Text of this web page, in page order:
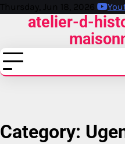
Skip
Thursday, Jun 18, 2026
atelier-d-
Category: